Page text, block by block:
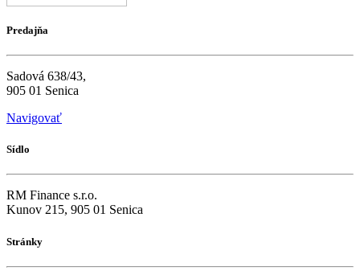
Predajňa
Sadová 638/43,
905 01 Senica
Navigovať
Sídlo
RM Finance s.r.o.
Kunov 215, 905 01 Senica
Stránky